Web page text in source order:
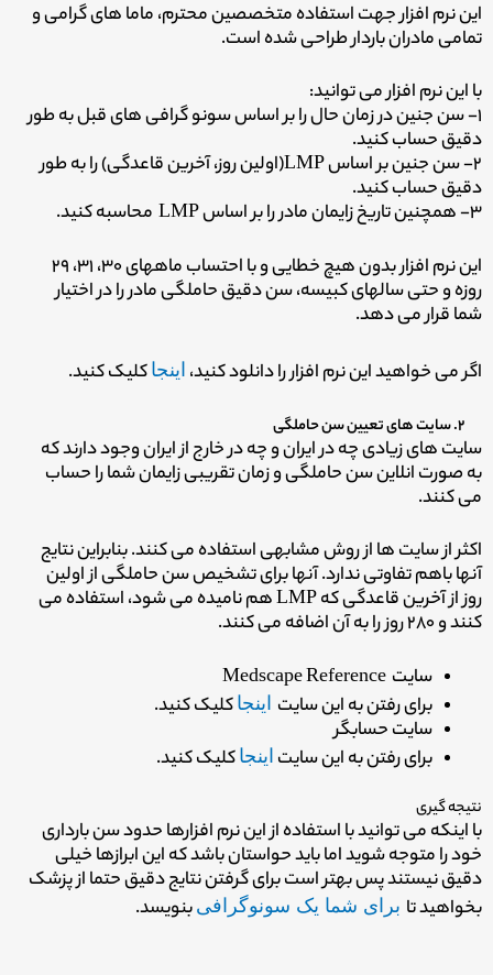
این نرم افزار جهت استفاده متخصصین محترم، ماما های گرامی و
تمامی مادران باردار طراحی شده است.
با این نرم افزار می توانید:
۱- سن جنین در زمان حال را بر اساس سونو گرافی های قبل به طور
دقیق حساب کنید.
۲- سن جنین بر اساس LMP(اولین روز، آخرین قاعدگی) را به طور
دقیق حساب کنید.
۳- همچنین تاریخ زایمان مادر را بر اساس LMP محاسبه کنید.
این نرم افزار بدون هیچ خطایی و با احتساب ماههای ۳۰، ۳۱، ۲۹
روزه و حتی سالهای کبیسه، سن دقیق حاملگی مادر را در اختیار
شما قرار می دهد.
اگر می خواهید این نرم افزار را دانلود کنید، اینجا کلیک کنید.
سایت های زیادی چه در ایران و چه در خارج از ایران وجود دارند که
به صورت انلاین سن حاملگی و زمان تقریبی زایمان شما را حساب
می کنند.
اکثر از سایت ها از روش مشابهی استفاده می کنند. بنابراین نتایج
آنها باهم تفاوتی ندارد. آنها برای تشخیص سن حاملگی از اولین
روز از آخرین قاعدگی که LMP هم نامیده می شود، استفاده می
کنند و ۲۸۰ روز را به آن اضافه می کنند.
سایت Medscape Reference
برای رفتن به این سایت اینجا کلیک کنید.
سایت حسابگر
برای رفتن به این سایت اینجا کلیک کنید.
نتیجه گیری
با اینکه می توانید با استفاده از این نرم افزارها حدود سن بارداری
خود را متوجه شوید اما باید حواستان باشد که این ابرازها خیلی
دقیق نیستند پس بهتر است برای گرفتن نتایج دقیق حتما از پزشک
بخواهید تا برای شما یک سونوگرافی بنویسد.